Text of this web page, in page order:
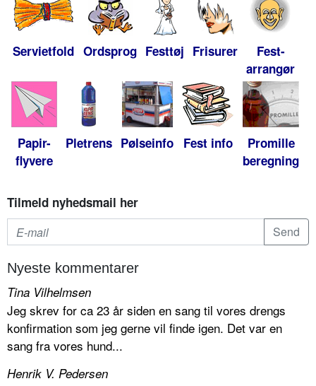
Servietfold Ordsprog Festtøj Frisurer
Fest-
arrangør
Papir-
flyvere
Pletrens Pølseinfo Fest info
Promille
beregning
Tilmeld nyhedsmail her
Nyeste kommentarer
Tina Vilhelmsen
Jeg skrev for ca 23 år siden en sang til vores drengs
konfirmation som jeg gerne vil finde igen. Det var en
sang fra vores hund...
Henrik V. Pedersen